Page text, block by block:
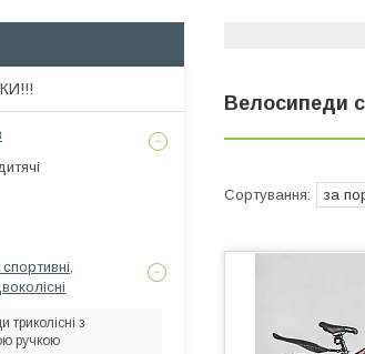
Велосипеди
триколісні з
ручкою